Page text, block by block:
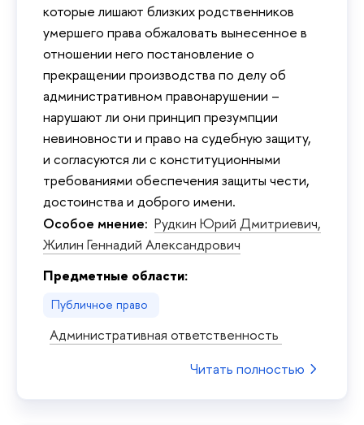
которые лишают близких родственников
умершего права обжаловать вынесенное в
отношении него постановление о
прекращении производства по делу об
административном правонарушении –
нарушают ли они принцип презумпции
невиновности и право на судебную защиту,
и согласуются ли с конституционными
требованиями обеспечения защиты чести,
достоинства и доброго имени.
Особое мнение: Рудкин Юрий Дмитриевич,
Жилин Геннадий Александрович
Предметные области:
Публичное право
Административная ответственность
Читать полностью